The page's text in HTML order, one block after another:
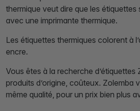
thermique veut dire que les étiquettes
avec une imprimante thermique.
Les étiquettes thermiques colorent à
encre.
Vous êtes à la recherche d’étiquettes
produits d’origine, coûteux. Zolemba
même qualité, pour un prix bien plus